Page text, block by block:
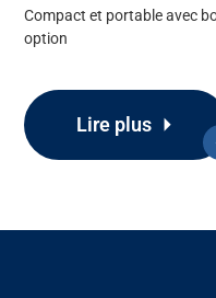
Assistance
Compact et portable avec
option
Lire plus